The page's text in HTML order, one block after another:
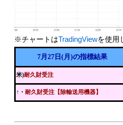
※チャートはTradingViewを使用
7月27日(月)の指標結果
米)耐久財受注
↑ ・ 耐久財受注【除輸送用機器】